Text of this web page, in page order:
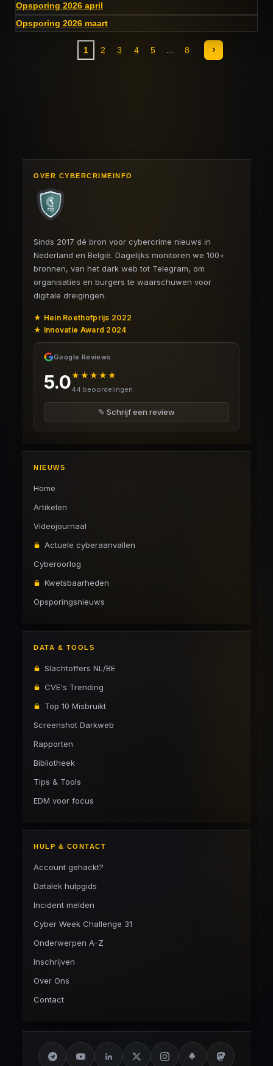
Opsporing 2026 april
Opsporing 2026 maart
1 2 3 4 5 8
OVER CYBERCRIMEINFO
Sinds 2017 dé bron voor cybercrime nieuws in
Nederland en België. Dagelijks monitoren we 100+
bronnen, van het dark web tot Telegram, om
organisaties en burgers te waarschuwen voor
digitale dreigingen.
★ Hein Roethofprijs 2022
★ Innovatie Award 2024
Google Reviews
5.0★★★★★
44 beoordelingen
✎ Schrijf een review
NIEUWS
Home
Artikelen
Videojournaal
Actuele cyberaanvallen
Cyberoorlog
Kwetsbaarheden
Opsporingsnieuws
DATA & TOOLS
Slachtoffers NL/BE
CVE's Trending
Top 10 Misbruikt
Screenshot Darkweb
Rapporten
Bibliotheek
Tips & Tools
EDM voor focus
HULP & CONTACT
Account gehackt?
Datalek hulpgids
Incident melden
Cyber Week Challenge 31
Onderwerpen A-Z
Inschrijven
Over Ons
Contact